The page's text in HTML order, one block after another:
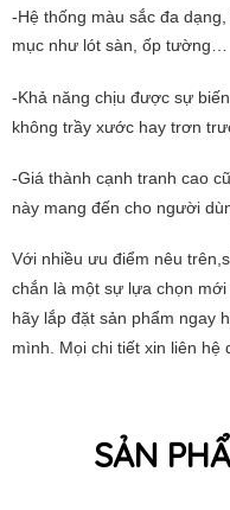
-Hệ thống màu sắc đa
mục như lót sàn, ốp tường…
-Khả năng chịu được sự
không trầy xước hay trơn
-Giá thành cạnh tranh cao
này mang đến cho người
Với nhiều ưu điểm nêu
chắn là một sự lựa chọn
hãy lắp đặt sản phẩm ngay
mình. Mọi chi tiết xin liên hệ
SẢN